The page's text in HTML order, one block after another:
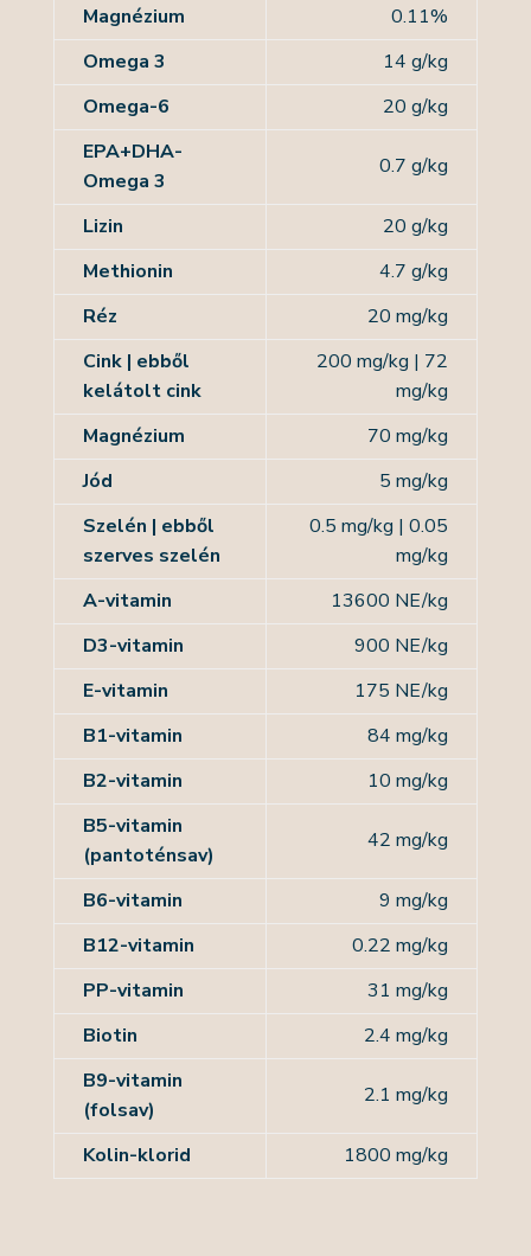
Magnézium
0.11%
Omega 3
14 g/kg
Omega-6
20 g/kg
EPA+DHA-
Omega 3
0.7 g/kg
Lizin
20 g/kg
Methionin
4.7 g/kg
Réz
20 mg/kg
Cink | ebből
kelátolt cink
200 mg/kg | 72
mg/kg
Magnézium
70 mg/kg
Jód
5 mg/kg
Szelén | ebből
szerves szelén
0.5 mg/kg | 0.05
mg/kg
A-vitamin
13600 NE/kg
D3-vitamin
900 NE/kg
E-vitamin
175 NE/kg
B1-vitamin
84 mg/kg
B2-vitamin
10 mg/kg
B5-vitamin
(pantoténsav)
42 mg/kg
B6-vitamin
9 mg/kg
B12-vitamin
0.22 mg/kg
PP-vitamin
31 mg/kg
Biotin
2.4 mg/kg
B9-vitamin
(folsav)
2.1 mg/kg
Kolin-klorid 1800 mg/kg